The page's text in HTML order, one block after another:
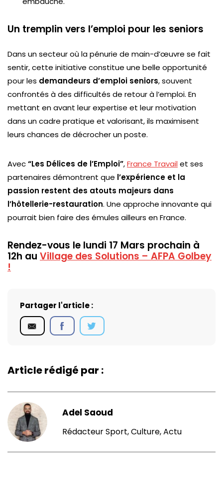
Un tremplin vers l’emploi pour les seniors
Dans un secteur où la pénurie de main-d’œuvre se fait
sentir, cette initiative constitue une belle opportunité
pour les demandeurs d’emploi seniors, souvent
confrontés à des difficultés de retour à l’emploi. En
mettant en avant leur expertise et leur motivation
dans un cadre pratique et valorisant, ils maximisent
leurs chances de décrocher un poste.
Avec“Les Délices de l’Emploi”,France Travail et ses
partenaires démontrent que l’expérience et la
passion restent des atouts majeurs dans
l’hôtellerie-restauration. Une approche innovante qui
pourrait bien faire des émules ailleurs en France.
Rendez-vous le lundi 17 Mars prochain à
12h au Village des Solutions – AFPA Golbey
!
Partager l'article :
Article rédigé par :
Adel Saoud
Rédacteur Sport, Culture, Actu